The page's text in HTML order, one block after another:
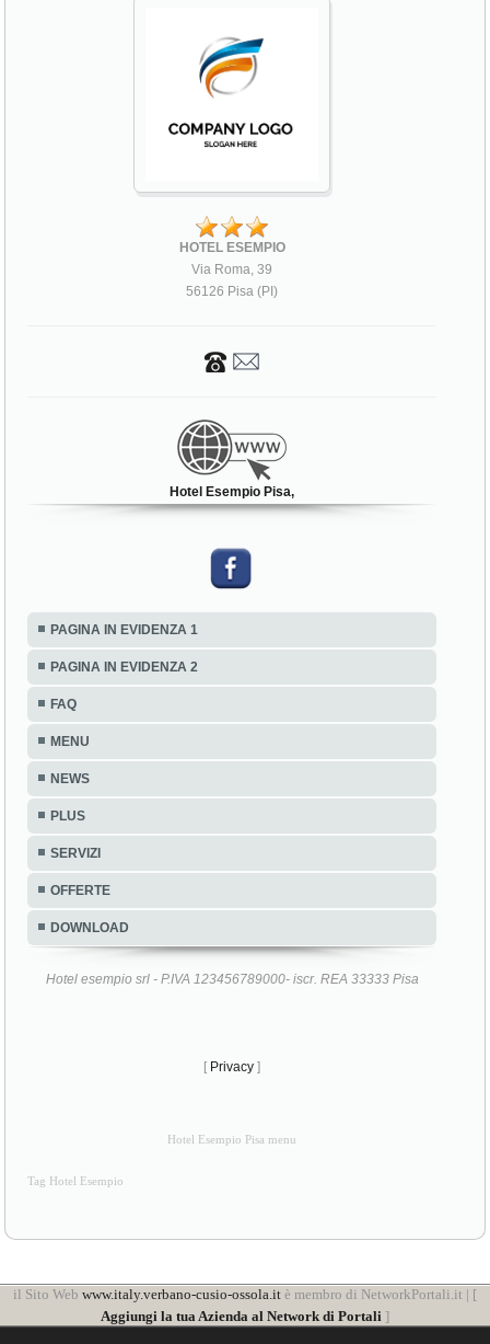
HOTEL ESEMPIO
Via Roma, 39
56126 Pisa (PI)
Hotel Esempio Pisa,
PAGINA IN EVIDENZA 1
PAGINA IN EVIDENZA 2
FAQ
MENU
NEWS
PLUS
SERVIZI
OFFERTE
DOWNLOAD
Hotel esempio srl - P.IVA 123456789000- iscr. REA 33333 Pisa
[ Privacy ]
Hotel Esempio Pisa menu
Tag Hotel Esempio
il Sito Web www.italy.verbano-cusio-ossola.it è membro di NetworkPortali.it | [
Aggiungi la tua Azienda al Network di Portali ]